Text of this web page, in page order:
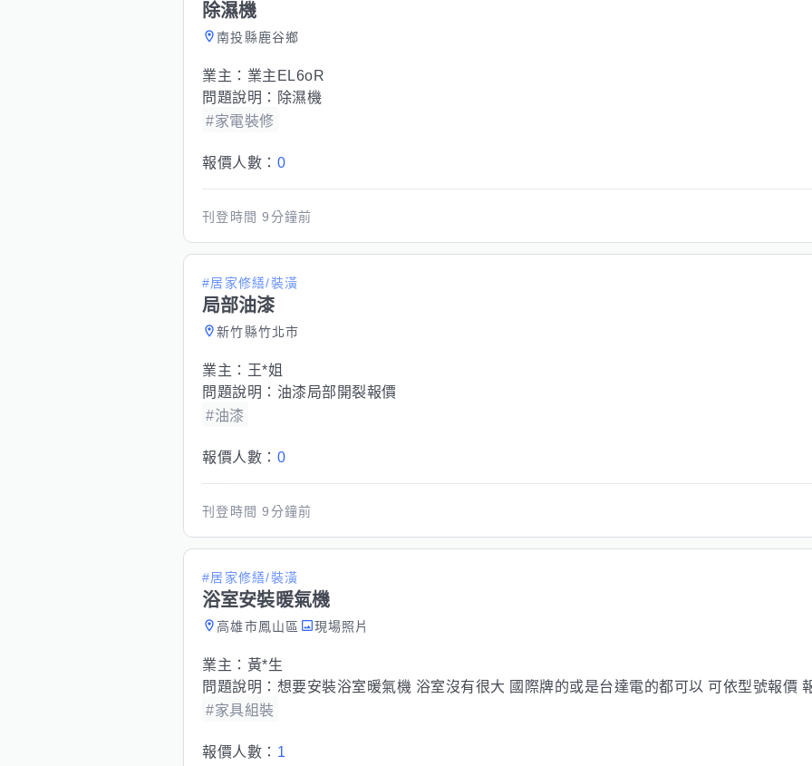
除濕機
南投縣鹿谷鄉
業主： 業主EL6oR
問題說明： 除濕機
#家電裝修
報價人數： 0
刊登時間9分鐘前
#居家修繕/裝潢
局部油漆
新竹縣竹北市
業主： 王*姐
問題說明： 油漆局部開裂報價
#油漆
報價人數： 0
刊登時間9分鐘前
#居家修繕/裝潢
浴室安裝暖氣機
高雄市鳳山區 現場照片
業主： 黃*生
問題說明： 想要安裝浴室暖氣機 浴室沒有很大 國際牌的或是台達電的都可以 可依型號報價 報價分別列出機台
#家具組裝
報價人數： 1